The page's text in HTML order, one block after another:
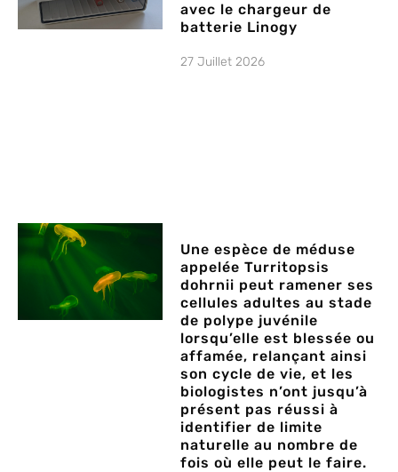
avec le chargeur de
batterie Linogy
27 Juillet 2026
Une espèce de méduse
appelée Turritopsis
dohrnii peut ramener ses
cellules adultes au stade
de polype juvénile
lorsqu’elle est blessée ou
affamée, relançant ainsi
son cycle de vie, et les
biologistes n’ont jusqu’à
présent pas réussi à
identifier de limite
naturelle au nombre de
fois où elle peut le faire.